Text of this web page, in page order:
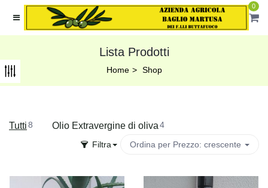
0
Lista Prodotti
Home Shop
Tutti8 Olio Extravergine di oliva4
Filtra Ordina per Prezzo: crescente